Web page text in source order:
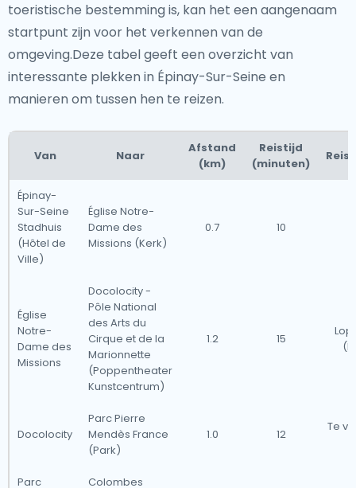
toeristische bestemming is, kan het een aangenaam
startpunt zijn voor het verkennen van de
omgeving.Deze tabel geeft een overzicht van
interessante plekken in Épinay-Sur-Seine en
manieren om tussen hen te reizen.
Van Naar
Afstand
(km)
Reistijd
(minuten)
Épinay-
Sur-Seine
Stadhuis
(Hôtel de
Ville)
Église Notre-
Dame des
Missions (Kerk)
0.7 10
Église
Notre-
Dame des
Missions
Docolocity -
Pôle National
des Arts du
Cirque et de la
Marionnette
(Poppentheater
Kunstcentrum)
1.2 15
Docolocity
Parc Pierre
Mendès France
(Park)
1.0 12
Te
Parc
Colombes